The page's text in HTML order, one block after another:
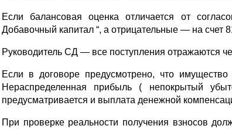
Если балансовая оценка отличается от
Добавочный капитал “, а отрицательные — на счет
Руководитель СД — все поступления отражаются
Если в договоре предусмотрено, что
Нераспределенная прибыль ( непокрытый
предусматривается и выплата денежной
При проверке реальности получения взносов